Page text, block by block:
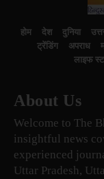
होम देश दुनिया
ट्रेंडिंग
अपराध
लाइफ
About Us
Welcome to The
insightful news
experienced
Uttar Pradesh,